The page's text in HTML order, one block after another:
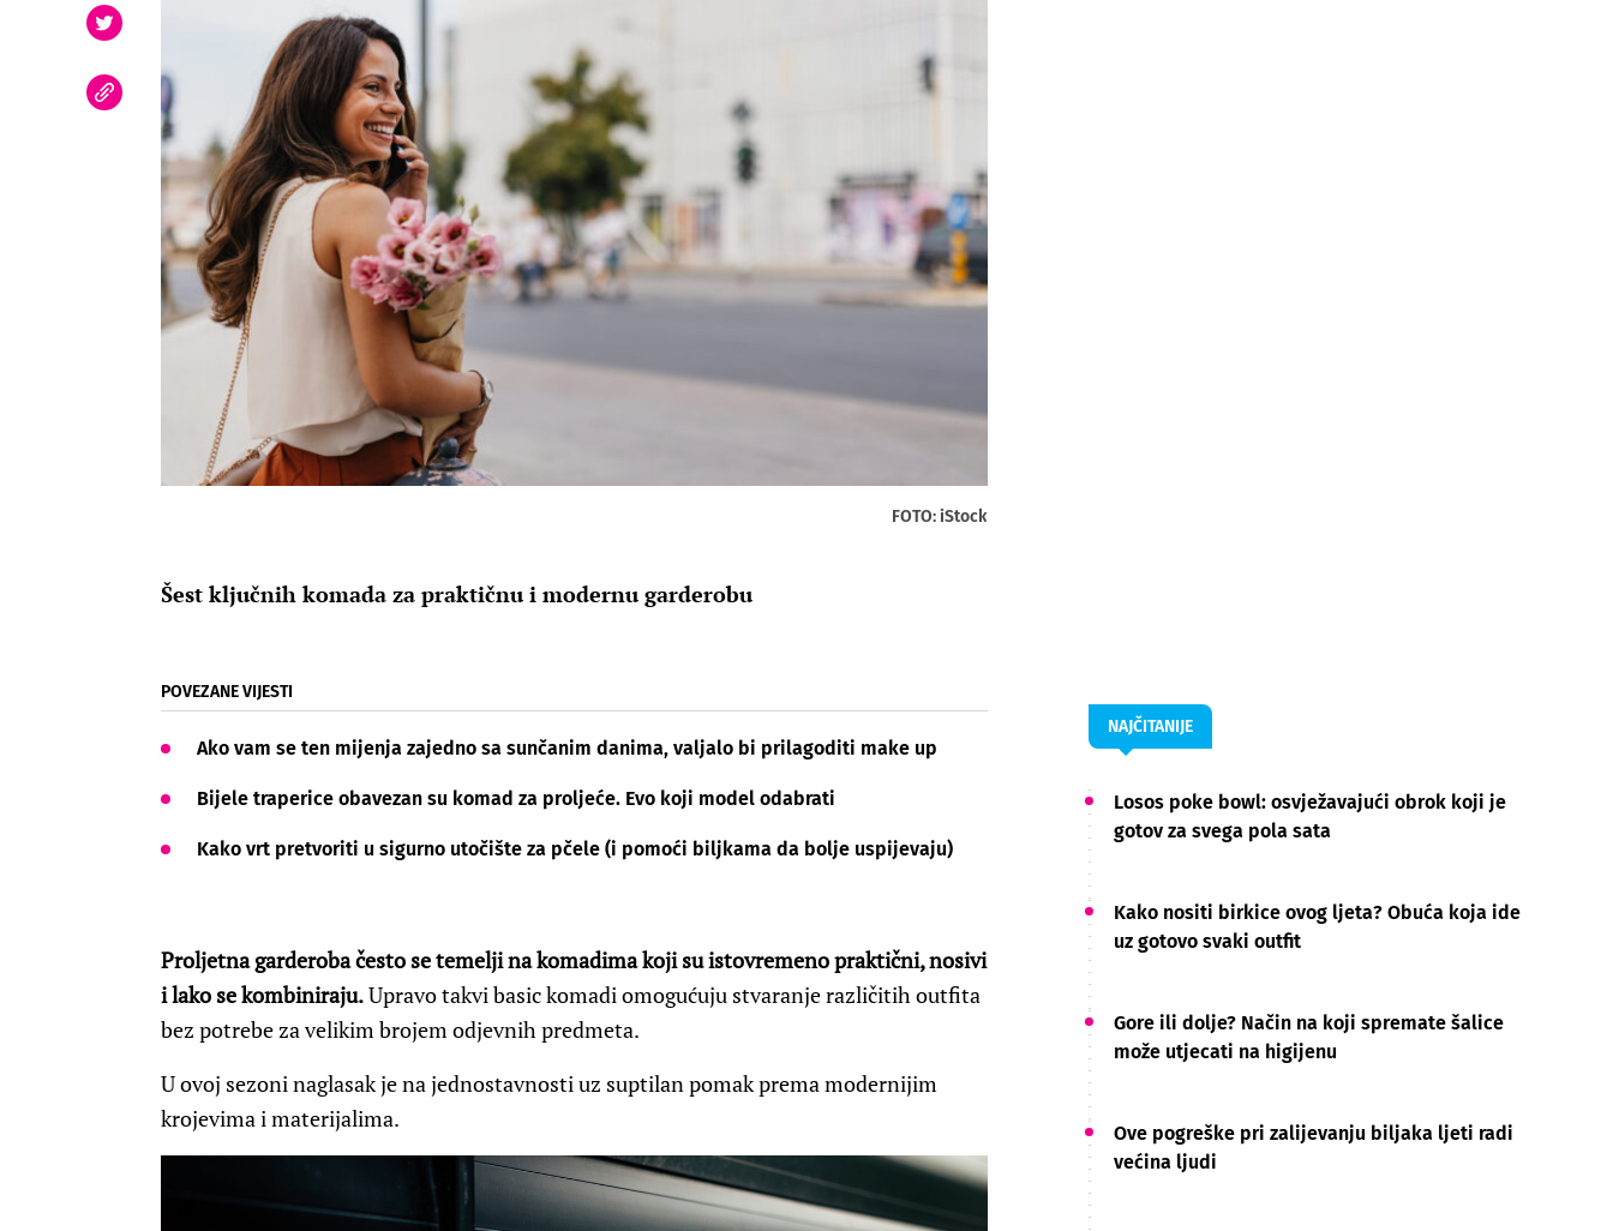
FOTO: iStock
Šest ključnih komada za praktičnu i modernu garderobu
POVEZANE VIJESTI
Ako vam se ten mijenja zajedno sa sunčanim danima, valjalo bi prilagoditi make up
Bijele traperice obavezan su komad za proljeće. Evo koji model odabrati
Kako vrt pretvoriti u sigurno utočište za pčele (i pomoći biljkama da bolje uspijevaju)
Proljetna garderoba često se temelji na komadima koji su istovremeno praktični, nosivi
i lako se kombiniraju.Upravo takvi basic komadi omogućuju stvaranje različitih outfita
bez potrebe za velikim brojem odjevnih predmeta.
U ovoj sezoni naglasak je na jednostavnosti uz suptilan pomak prema modernijim
krojevima i materijalima.
NAJČITANIJE
Losos poke bowl: osvježavajući obrok koji je
gotov za svega pola sata
Kako nositi birkice ovog ljeta? Obuća koja ide
uz gotovo svaki outfit
Gore ili dolje? Način na koji spremate šalice
može utjecati na higijenu
Ove pogreške pri zalijevanju biljaka ljeti radi
većina ljudi